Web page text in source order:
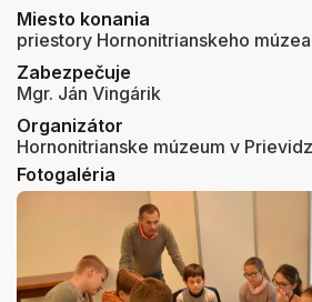
Miesto konania
priestory Hornonitrianskeho
Zabezpečuje
Mgr. Ján Vingárik
Organizátor
Hornonitrianske múzeum v
Fotogaléria